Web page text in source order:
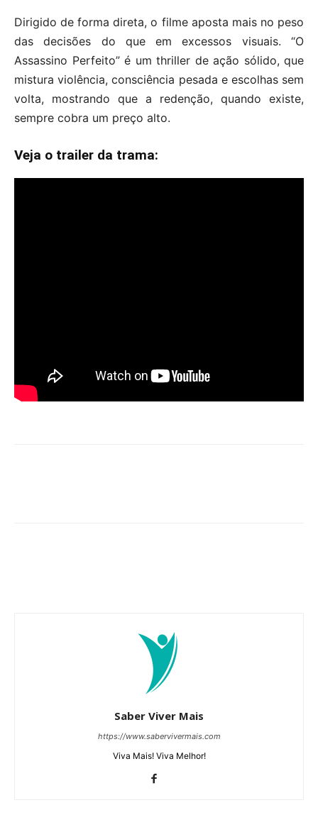
Dirigido de forma direta, o filme aposta mais no peso
das decisões do que em excessos visuais. “O
Assassino Perfeito” é um thriller de ação sólido, que
mistura violência, consciência pesada e escolhas sem
volta, mostrando que a redenção, quando existe,
sempre cobra um preço alto.
Veja o trailer da trama:
Saber Viver Mais
https://www.sabervivermais.com
Viva Mais! Viva Melhor!